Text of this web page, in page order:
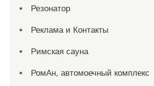
Резонатор
Реклама и Контакты
Римская сауна
РомАн, автомоечный комплекс